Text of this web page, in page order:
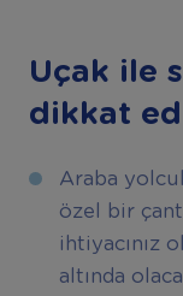
Uçak ile
dikkat
Araba
özel bir
ihtiyacınız
altında